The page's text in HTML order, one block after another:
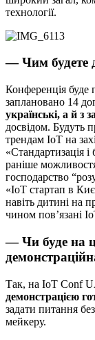
технології.
— Чим будете
Конференція буде
заплановано 14
українські, а й з
досвідом. Будуть
трендам ІоТ на
«Стандартизація
раніше
господарство
«IoT стартап в
навіть дитині на
чином пов’язані
— Чи буде на
Так, на IoT Conf
демонстрацією
задати питання
мейкеру.